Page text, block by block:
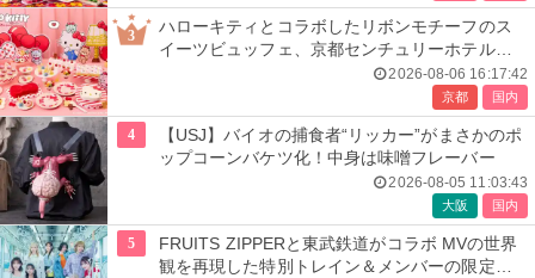
3
ハローキティとコラボしたリボンモチーフのス
イーツビュッフェ、京都センチュリーホテルで
2026-08-06 16:17:42
京都 国内
4
【USJ】バイオの捕食者“リッカー”がまさかのポ
ップコーンバケツ化！中身は味噌フレーバー
2026-08-05 11:03:43
大阪 国内
5
FRUITS ZIPPERと東武鉄道がコラボ MVの世界
観を再現した特別トレイン＆メンバーの限定ア